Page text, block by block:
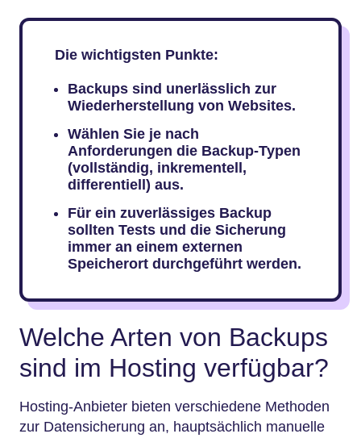
Die wichtigsten Punkte:
Backups sind unerlässlich zur
Wiederherstellung von Websites.
Wählen Sie je nach
Anforderungen die Backup-Typen
(vollständig, inkrementell,
differentiell) aus.
Für ein zuverlässiges Backup
sollten Tests und die Sicherung
immer an einem externen
Speicherort durchgeführt werden.
Welche Arten von Backups
sind im Hosting verfügbar?
Hosting-Anbieter bieten verschiedene Methoden
zur Datensicherung an, hauptsächlich manuelle